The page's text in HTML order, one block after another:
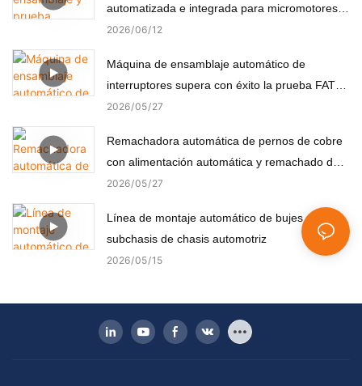
automatizada e integrada para micromotores
(componentes no estándar)
2026 06 12
Máquina de ensamblaje automático de
interruptores supera con éxito la prueba FAT
del cliente turco
2026 05 27
Remachadora automática de pernos de cobre
con alimentación automática y remachado de
precisión.
2026 05 27
Línea de montaje automático de bujes para
subchasis de chasis automotriz
2026 05 15